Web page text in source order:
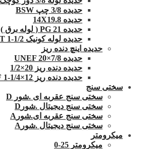
حدیده 3/8 چپ BSW
حدیده 14X19.8
حدیده 21 PG ( لوله برق )
حدیده لوله کونیک 1/2-1 BSPT
حدیده اینچ دنده ریز
حدیده UNEF 20×7/8
حدیده دنده ریز 20×1/2
حدیده دنده ریز 12×1/4-1 UNF
سختی سنج
سختی سنج عقربه ای .شور D
سختی سنج دیجیتال .شورD
سختی سنج عقربه ای.شورA
سختی سنج دیجیتال .شورA
میکرومتر
میکرومتر 25-0